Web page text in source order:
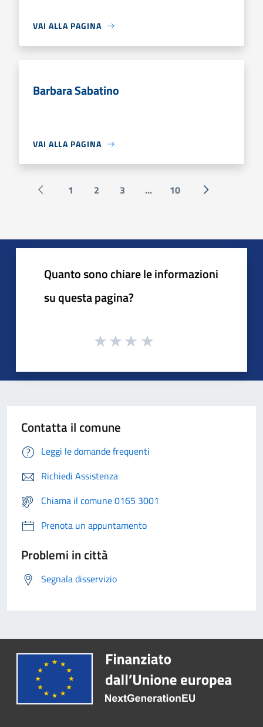
VAI ALLA PAGINA
Barbara Sabatino
VAI ALLA PAGINA
Pagina precedente
1 2 3 ... 10 Successiva »
Quanto sono chiare le informazioni
su questa pagina?
Contatta il comune
Leggi le domande frequenti
Richiedi Assistenza
Chiama il comune 0165 3001
Prenota un appuntamento
Problemi in città
Segnala disservizio